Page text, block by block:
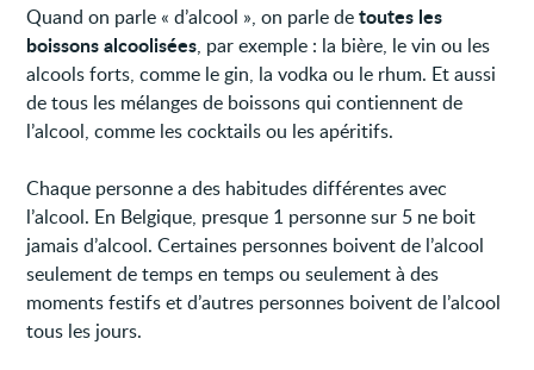
Quand on parle « d’alcool », on parle detoutes les
boissons alcoolisées, par exemple : la bière, le vin ou les
alcools forts, comme le gin, la vodka ou le rhum. Et aussi
de tous les mélanges de boissons qui contiennent de
l’alcool, comme les cocktails ou les apéritifs.
Chaque personne a des habitudes différentes avec
l’alcool. En Belgique, presque 1 personne sur 5 ne boit
jamais d’alcool. Certaines personnes boivent de l’alcool
seulement de temps en temps ou seulement à des
moments festifs et d’autres personnes boivent de l’alcool
tous les jours.